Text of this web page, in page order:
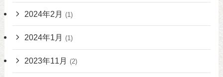
2024年2月 (1)
2024年1月 (1)
2023年11月 (2)